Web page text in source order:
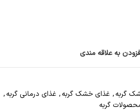
به علاقه مندی
گربه, غذای خشک گربه, غذای درمانی گربه,
گربه